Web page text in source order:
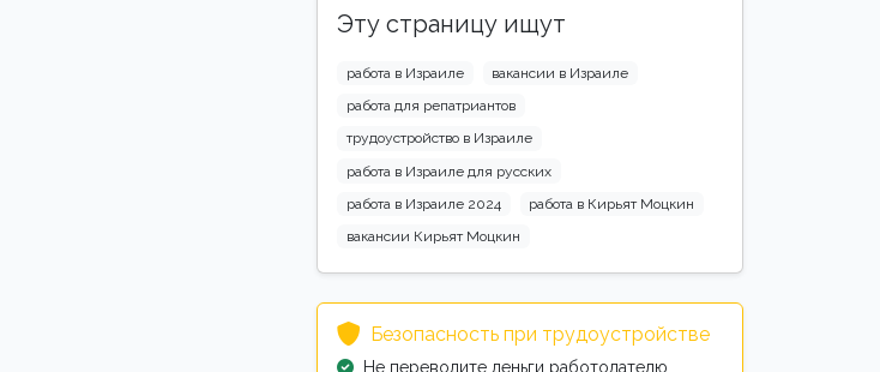
Эту страницу ищут
работа в Израиле
вакансии в Израиле
работа для репатриантов
трудоустройство в Израиле
работа в Израиле для русских
работа в Израиле 2024
работа в Кирьят Моцкин
вакансии Кирьят Моцкин
Безопасность при трудоустройстве
Не переводите деньги работодателю